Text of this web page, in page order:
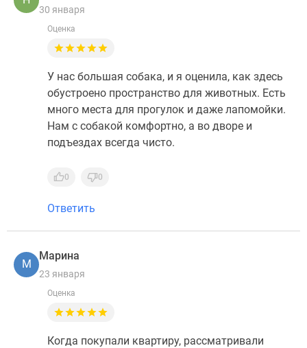
30 января
Оценка
У нас большая собака, и я оценила, как здесь
обустроено пространство для животных. Есть
много места для прогулок и даже лапомойки.
Нам с собакой комфортно, а во дворе и
подъездах всегда чисто.
0 0
Ответить
М
Марина
23 января
Оценка
Когда покупали квартиру, рассматривали